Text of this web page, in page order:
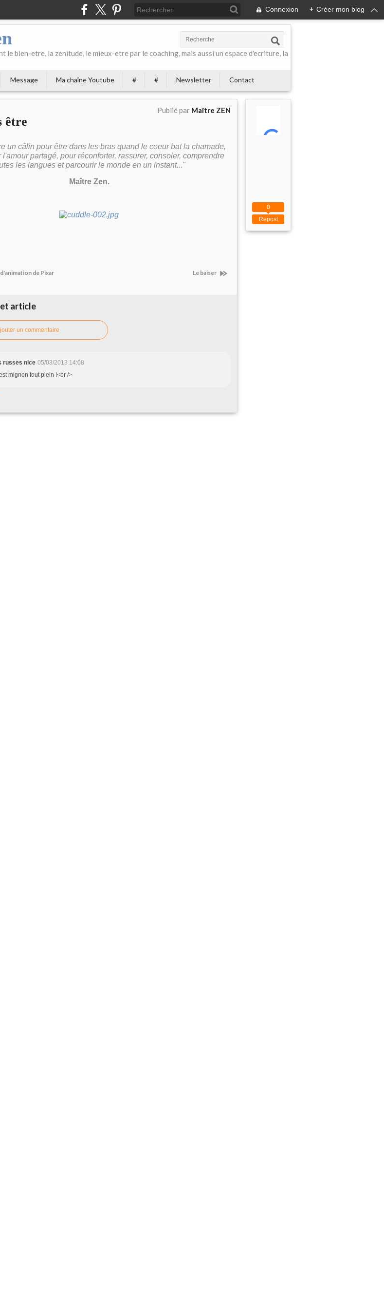
Connexion + Créer mon blog
bien-etre, la zenitude, le mieux-etre par le coaching, mais aussi un espace d'ecriture, la
Message Ma chaîne Youtube # # Newsletter Contact
Publié par Maître ZEN
être
un câlin pour être dans les bras quand le coeur bat la chamade,
l'amour partagé, pour réconforter, rassurer, consoler, comprendre
les langues et parcourir le monde en un instant..."
Maître Zen.
d'animation de Pixar Le baiser
article
un commentaire
russes nice 05/03/2013 14:08
mignon tout plein !<br />
Repost
0